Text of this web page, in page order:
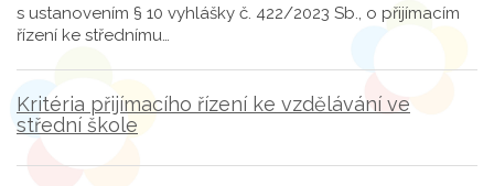
s ustanovením § 10 vyhlášky č. 422/2023 Sb., o přijímacím
řízení ke střednímu…
Kritéria přijímacího řízení ke vzdělávání ve
střední škole